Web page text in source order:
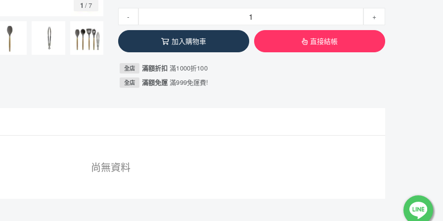
1 /7
- +
加入購物車 直接結帳
全店 滿額折扣滿1000折100
全店 滿額免運滿999免運費!
尚無資料